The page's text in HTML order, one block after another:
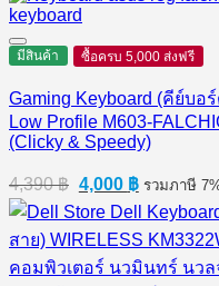
มีสินค้า ซื้อครบ 5,000 ส่งฟรี
Gaming Keyboard (คีย์บอ
Low Profile M603-
(Clicky & Speedy)
4,390฿ Original
price
was:
4,390 ฿.
4,000 ฿Current
price
is:
4,000 ฿.
รวมภาษี